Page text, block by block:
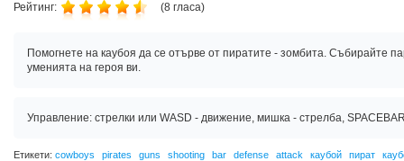
Рейтинг: (8 гласа)
Помогнете на каубоя да се отърве от пиратите - зомбита. Събирайте
уменията на героя ви.
Управление: стрелки или WASD - движение, мишка - стрелба,
Етикети: cowboys pirates guns shooting bar defense attack каубой пират